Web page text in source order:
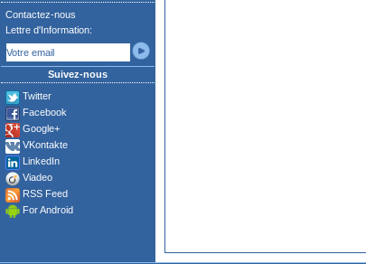
Contactez-nous
Lettre d'Information:
Suivez-nous
Twitter
Facebook
Google+
VKontakte
LinkedIn
Viadeo
RSS Feed
For Android